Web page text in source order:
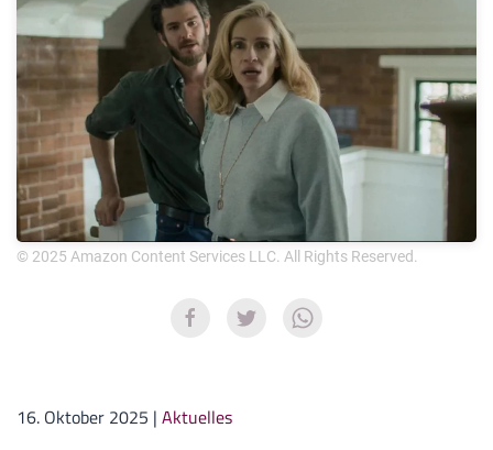
© 2025 Amazon Content Services LLC. All Rights Reserved.
16. Oktober 2025 | Aktuelles